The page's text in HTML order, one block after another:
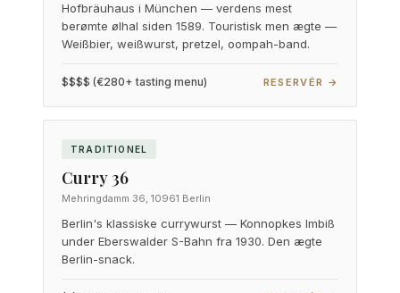
Hofbräuhaus i München — verdens mest
berømte ølhal siden 1589. Touristisk men ægte —
Weißbier, weißwurst, pretzel, oompah-band.
$$$$ (€280+ tasting menu) RESERVÉR →
TRADITIONEL
Curry 36
Mehringdamm 36, 10961 Berlin
Berlin's klassiske currywurst — Konnopkes Imbiß
under Eberswalder S-Bahn fra 1930. Den ægte
Berlin-snack.